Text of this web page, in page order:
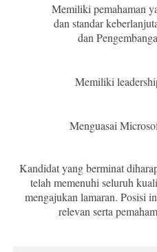
Memiliki pemahaman
dan standar
dan
Memiliki
Menguasai
Kandidat yang berminat
telah memenuhi seluruh
mengajukan lamaran. Posisi
relevan serta